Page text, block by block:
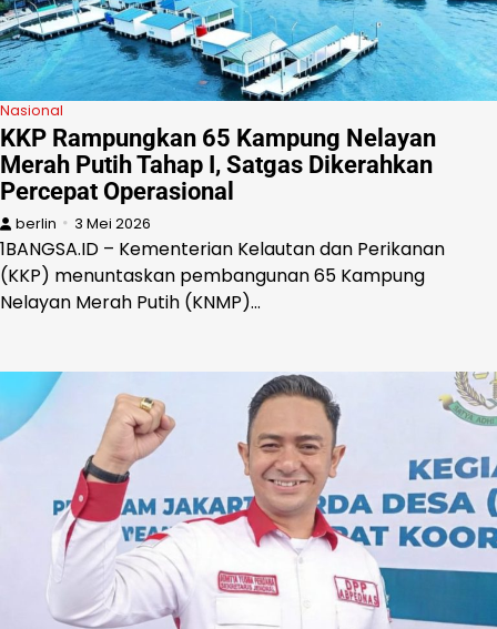
Nasional
KKP Rampungkan 65 Kampung Nelayan
Merah Putih Tahap I, Satgas Dikerahkan
Percepat Operasional
berlin 3 Mei 2026
1BANGSA.ID – Kementerian Kelautan dan Perikanan
(KKP) menuntaskan pembangunan 65 Kampung
Nelayan Merah Putih (KNMP)…